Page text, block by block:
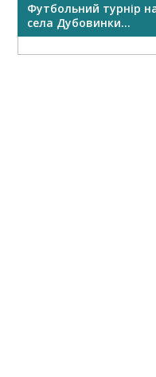
Футбольний турнір
села Дубовинки...